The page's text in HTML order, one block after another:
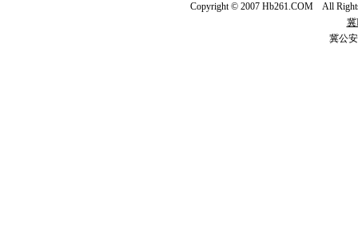
Copyright © 2007 Hb261.COM All
冀
冀公